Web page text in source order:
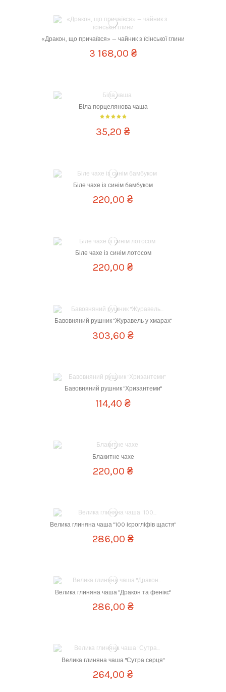
230 мл
«Дракон, що причаївся» — чайник з їсінської глини
3 168,00 ₴
Об `єм 20 мл
Біла порцелянова чаша
35,20 ₴
Біле чахе із синім бамбуком
220,00 ₴
Біле чахе із синім лотосом
220,00 ₴
Бавовняний рушник "Журавель у хмарах"
303,60 ₴
Бавовняний рушник "Хризантеми"
114,40 ₴
Блакитне чахе
220,00 ₴
Велика глиняна чаша "100 ієрогліфів щастя"
286,00 ₴
Велика глиняна чаша "Дракон та фенікс"
286,00 ₴
Велика глиняна чаша "Сутра серця"
264,00 ₴